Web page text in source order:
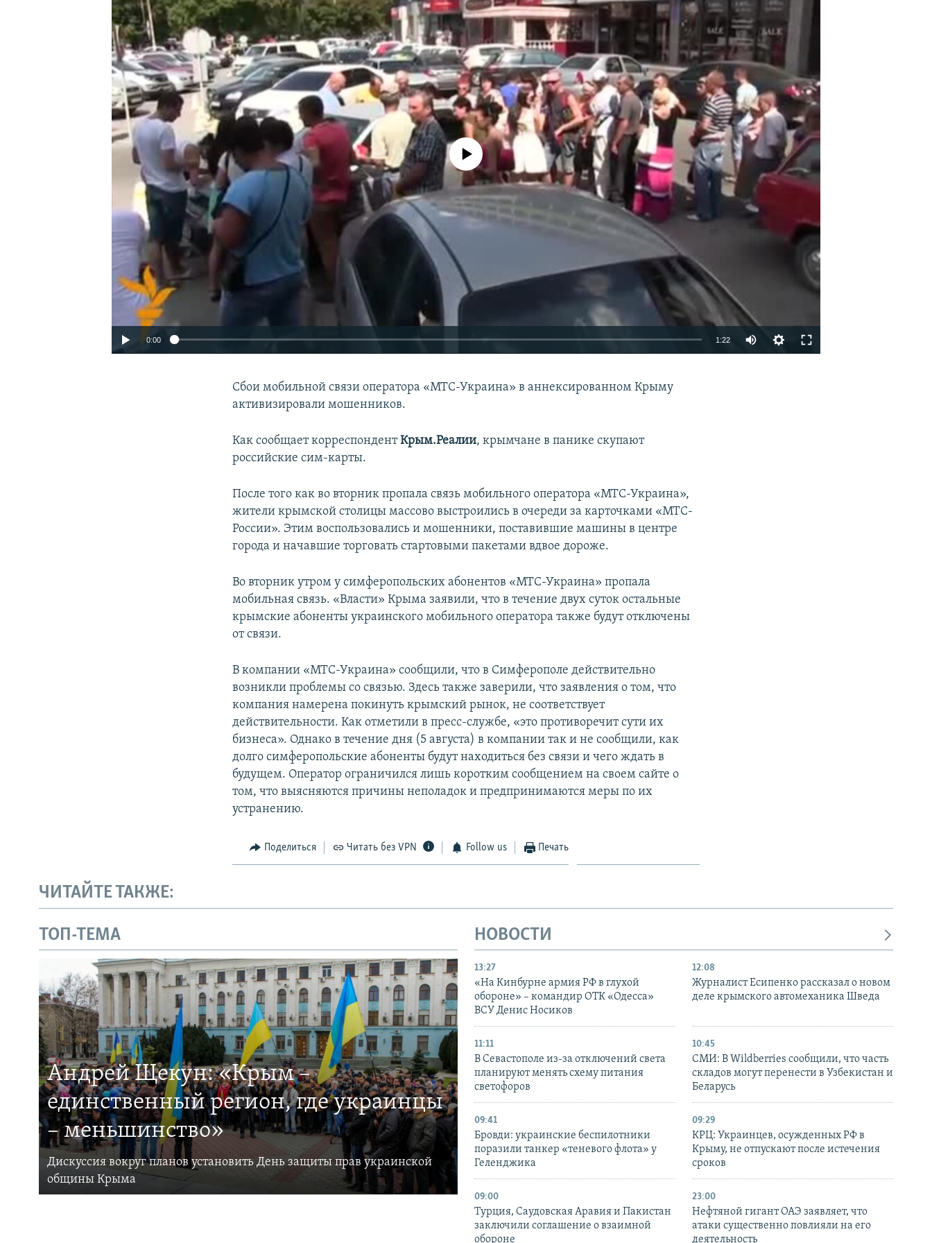
КРЫМ.НЕПОКОРЕННЫЙ
УКРАИНСКАЯ ПРОБЛЕМА КРЫМА
No media source currently available
0:00 1:22
Сбои мобильной связи оператора «МТС-Украина» в аннексированном Крыму
активизировали мошенников.
Как сообщает корреспондентКрым.Реалии, крымчане в панике скупают
российские сим-карты.
После того как во вторник пропала связь мобильного оператора «МТС-Украина»,
жители крымской столицы массово выстроились в очереди за карточками «МТС-
России». Этим воспользовались и мошенники, поставившие машины в центре
города и начавшие торговать стартовыми пакетами вдвое дороже.
Во вторник утром у симферопольских абонентов «МТС-Украина» пропала
мобильная связь. «Власти» Крыма заявили, что в течение двух суток остальные
крымские абоненты украинского мобильного оператора также будут отключены
от связи.
В компании «МТС-Украина» сообщили, что в Симферополе действительно
возникли проблемы со связью. Здесь также заверили, что заявления о том, что
компания намерена покинуть крымский рынок, не соответствует
действительности. Как отметили в пресс-службе, «это противоречит сути их
бизнеса». Однако в течение дня (5 августа) в компании так и не сообщили, как
долго симферопольские абоненты будут находиться без связи и чего ждать в
будущем. Оператор ограничился лишь коротким сообщением на своем сайте о
том, что выясняются причины неполадок и предпринимаются меры по их
устранению.
Поделиться Читать без VPN Follow us Печать
ЧИТАЙТЕ ТАКЖЕ:
ТОП-ТЕМА
Андрей Щекун: «Крым –
единственный регион, где украинцы
– меньшинство»
Дискуссия вокруг планов установить День защиты прав украинской
общины Крыма
НОВОСТИ
13:27
«На Кинбурне армия РФ в глухой
обороне» – командир ОТК «Одесса»
ВСУ Денис Носиков
12:08
Журналист Есипенко рассказал о новом
деле крымского автомеханика Шведа
11:11
В Севастополе из-за отключений света
планируют менять схему питания
светофоров
10:45
СМИ: В Wildberries сообщили, что часть
складов могут перенести в Узбекистан и
Беларусь
09:41
Бровди: украинские беспилотники
поразили танкер «теневого флота» у
Геленджика
09:29
КРЦ: Украинцев, осужденных РФ в
Крыму, не отпускают после истечения
сроков
09:00
Турция, Саудовская Аравия и Пакистан
заключили соглашение о взаимной
обороне
23:00
Нефтяной гигант ОАЭ заявляет, что
атаки существенно повлияли на его
деятельность